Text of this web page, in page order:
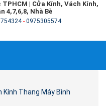
| Cửa Kính, Vách Kính,
4,7,6,8, Nhà Bè
- 0975305574
Kính Thang Máy Bình